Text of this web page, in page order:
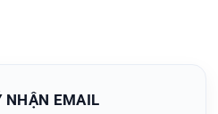
NHẬN EMAIL